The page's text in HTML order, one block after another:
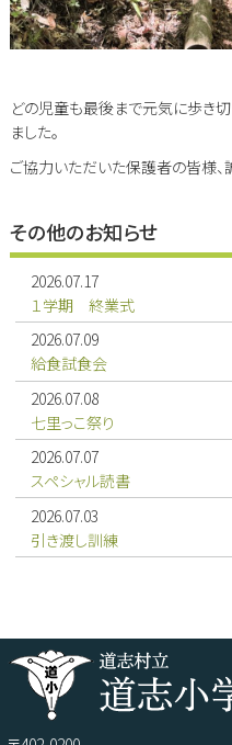
どの児童も最後まで元気に歩き
ました。
ご協力いただいた保護者の皆様、
その他のお知らせ
2026.07.17
１学期 終業式
2026.07.09
給食試食会
2026.07.08
七里っこ祭り
2026.07.07
スペシャル読書
2026.07.03
引き渡し訓練